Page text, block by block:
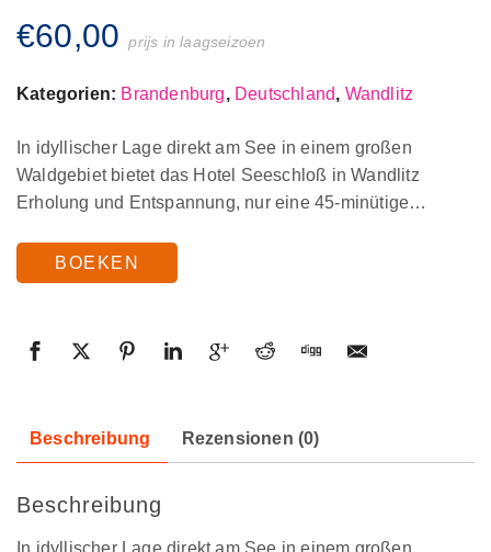
€60,00 prijs in laagseizoen
Kategorien: Brandenburg, Deutschland, Wandlitz
In idyllischer Lage direkt am See in einem großen
Waldgebiet bietet das Hotel Seeschloß in Wandlitz
Erholung und Entspannung, nur eine 45-minütige…
BOEKEN
Beschreibung Rezensionen (0)
Beschreibung